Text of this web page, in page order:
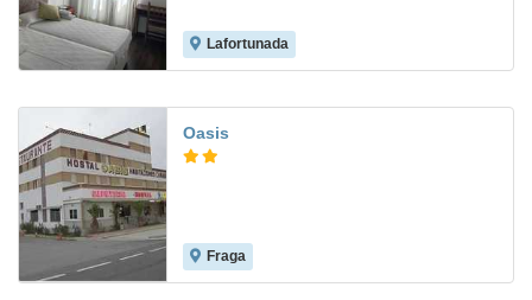
Lafortunada
Oasis
Fraga